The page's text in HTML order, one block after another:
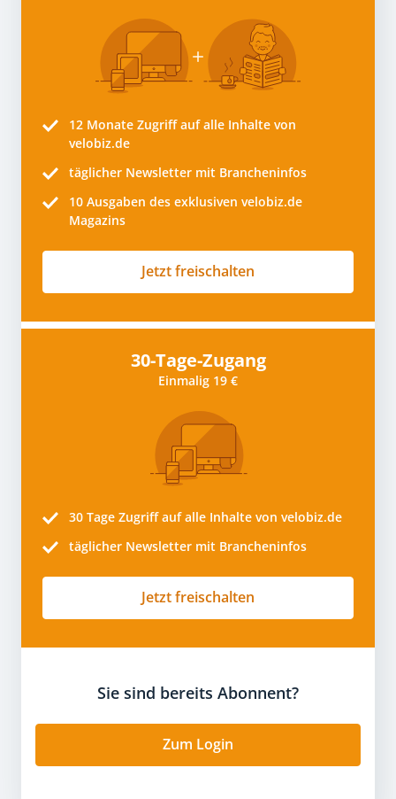
12 Monate Zugriff auf alle Inhalte von
velobiz.de
täglicher Newsletter mit Brancheninfos
10 Ausgaben des exklusiven velobiz.de
Magazins
Jetzt freischalten
30-Tage-Zugang
Einmalig 19 €
30 Tage Zugriff auf alle Inhalte von velobiz.de
täglicher Newsletter mit Brancheninfos
Jetzt freischalten
Sie sind bereits Abonnent?
Zum Login